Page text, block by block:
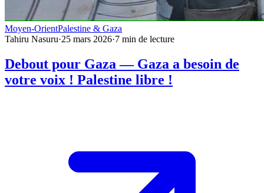
Moyen-OrientPalestine & Gaza
Tahiru Nasuru·25 mars 2026·7 min de lecture
Debout pour Gaza — Gaza a besoin de
votre voix ! Palestine libre !